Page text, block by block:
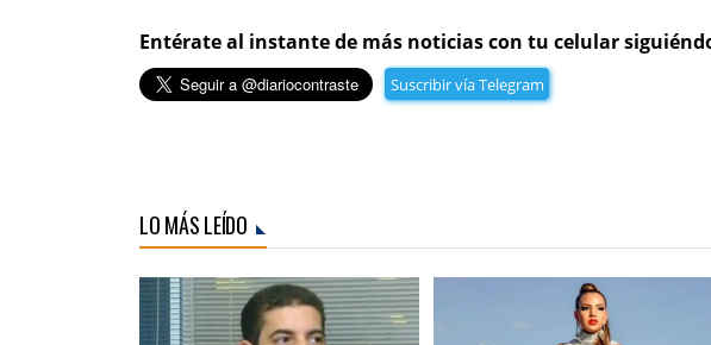
Entérate al instante de más noticias con tu celular
Suscribir vía Telegram
LO MÁS LEÍDO